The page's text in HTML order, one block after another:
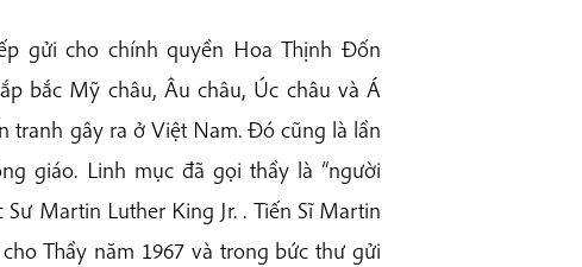
gửi cho chính quyền Hoa Thịnh Đốn
bắc Mỹ châu, Âu châu, Úc châu và Á
tranh gây ra ở Việt Nam. Đó cũng là lần
giáo. Linh mục đã gọi thầy là “người
Martin Luther King Jr. . Tiến Sĩ Martin
Thầy năm 1967 và trong bức thư gửi